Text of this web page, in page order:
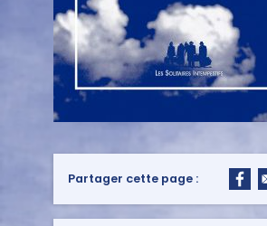
Partager cette page :